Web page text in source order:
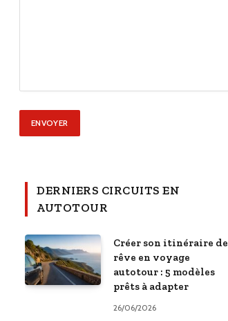
DERNIERS CIRCUITS EN
AUTOTOUR
Créer son itinéraire de
rêve en voyage
autotour : 5 modèles
prêts à adapter
26/06/2026